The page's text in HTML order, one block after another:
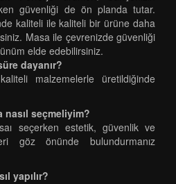
güvenliği de ön planda tutar.
kaliteli ile kaliteli bir ürüne daha
Masa ile çevrenizde güvenliği
elde edebilirsiniz.
dayanır?
malzemelerle üretildiğinde
nasıl seçmeliyim?
seçerken estetik, güvenlik ve
göz önünde bulundurmanız
yapılır?